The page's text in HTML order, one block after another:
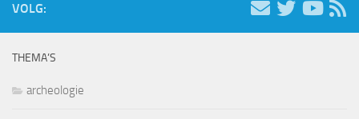
VOLG:
THEMA’S
archeologie